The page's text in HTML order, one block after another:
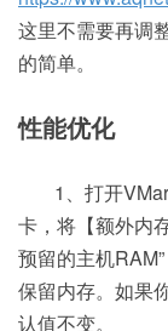
这里不需要再调
的简单。
性能优化
1、打开
卡，将【额外内
预留的主机
保留内存。如果
认值不变。